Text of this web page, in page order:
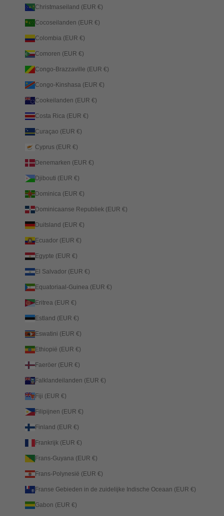
Christmaseiland (EUR €)
Cocoseilanden (EUR €)
Colombia (EUR €)
Comoren (EUR €)
Congo-Brazzaville (EUR €)
Congo-Kinshasa (EUR €)
Cookeilanden (EUR €)
Costa Rica (EUR €)
Curaçao (EUR €)
Cyprus (EUR €)
Denemarken (EUR €)
Djibouti (EUR €)
Dominica (EUR €)
Dominicaanse Republiek (EUR €)
Duitsland (EUR €)
Ecuador (EUR €)
Egypte (EUR €)
El Salvador (EUR €)
Equatoriaal-Guinea (EUR €)
Eritrea (EUR €)
Estland (EUR €)
Eswatini (EUR €)
Ethiopië (EUR €)
Faeröer (EUR €)
Falklandeilanden (EUR €)
Fiji (EUR €)
Filipijnen (EUR €)
Finland (EUR €)
Frankrijk (EUR €)
Frans-Guyana (EUR €)
Frans-Polynesië (EUR €)
Franse Gebieden in de zuidelijke Indische Oceaan (EUR €)
Gabon (EUR €)